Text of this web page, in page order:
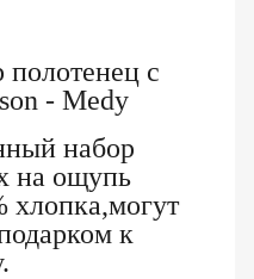
с
- Medy
набор
на ощупь
хлопка,могут
к